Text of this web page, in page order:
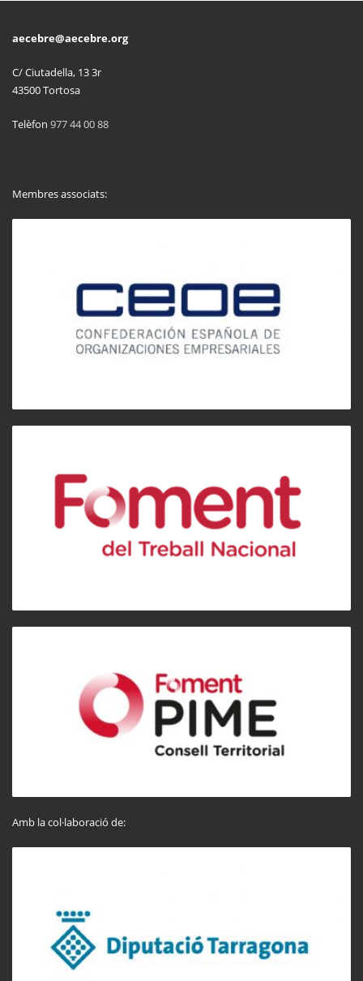
aecebre@aecebre.org
C/ Ciutadella, 13 3r
43500 Tortosa
Telèfon 977 44 00 88
Membres associats:
Amb la col·laboració de: